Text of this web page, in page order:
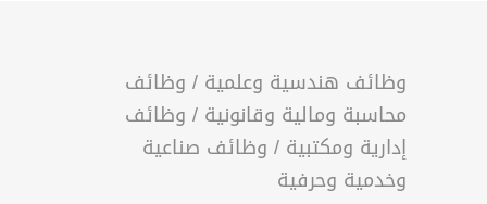
وظائف هندسية وعلمية / وظائف
محاسبة ومالية وقانونية / وظائف
إدارية ومكتبية / وظائف صناعية
وخدمية وحرفية